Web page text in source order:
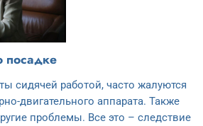
посадке
сидячей работой, часто жалуются
двигательного аппарата. Также
проблемы. Все это – следствие